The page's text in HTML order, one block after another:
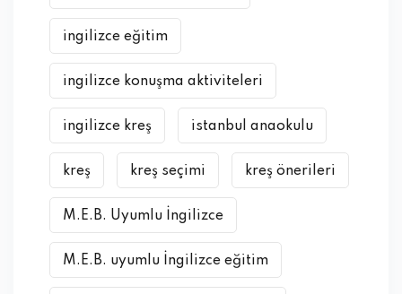
ingilizce eğitim
ingilizce konuşma aktiviteleri
ingilizce kreş istanbul anaokulu
kreş kreş seçimi kreş önerileri
M.E.B. Uyumlu İngilizce
M.E.B. uyumlu İngilizce eğitim